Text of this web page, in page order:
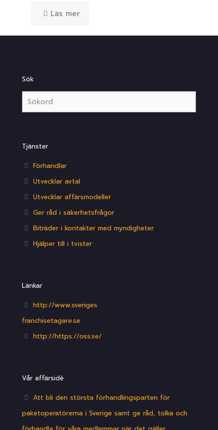
Läs mer
Sök
Tjänster
Förhandlar
Utvecklar avtal
Utvecklar affärsmodeller
Ger råd i säkerhetsfrågor
Biträder i kontakter med myndigheter
Hjälper till i tvister
Länkar
http://www.sveriges
franchisetagare.se
http://https://oss.se/
Vår affärsidé
Att bli den största förhandlingsparten för
paketoperatörerna i Sverige samt ge råd, tolka och